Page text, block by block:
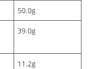
50.0g
39.0g
11.2g